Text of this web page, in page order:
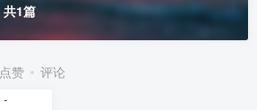
共1篇
点赞 评论